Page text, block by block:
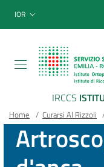
Sito Web
menu top-bar
IOR
IRCCS
Main container
Briciole
di
Home / Curarsi Al Rizzoli